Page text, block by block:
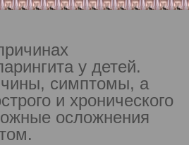
у детей.
симптомы, а
и хронического
осложнения